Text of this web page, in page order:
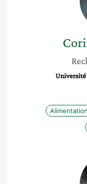
Université
Alimentation